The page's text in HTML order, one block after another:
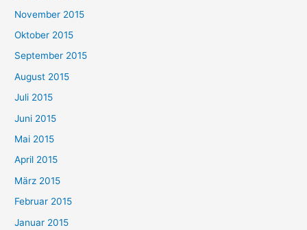
November 2015
Oktober 2015
September 2015
August 2015
Juli 2015
Juni 2015
Mai 2015
April 2015
März 2015
Februar 2015
Januar 2015